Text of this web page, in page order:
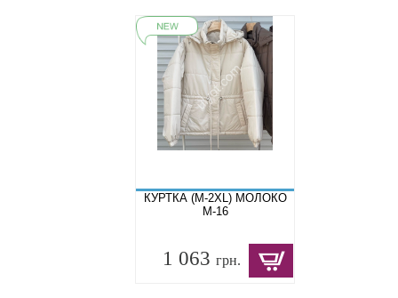
КУРТКА (M-2XL) МОЛОКО
M-16
1 063грн.